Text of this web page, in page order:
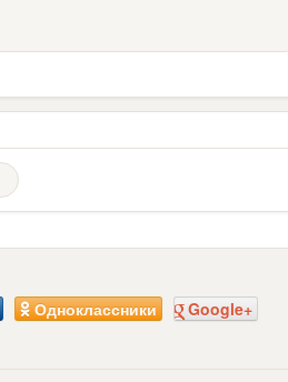
Одноклассники Google+